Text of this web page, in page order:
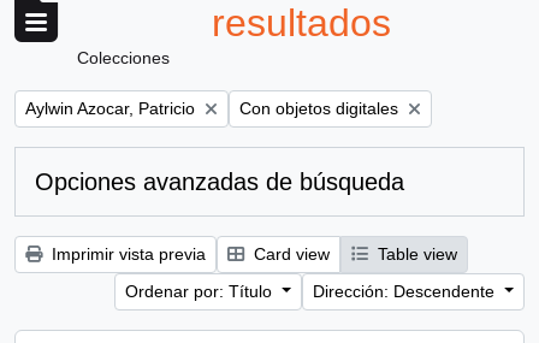
resultados
Colecciones
Remove filter:
Aylwin Azocar, Patricio Remove filter:
Con objetos digitales
Opciones avanzadas de búsqueda
Imprimir vista previa Card view
Table view
Ordenar por: Título
Dirección: Descendente